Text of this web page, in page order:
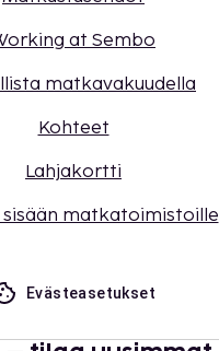
at Sembo
matkavakuudella
Kohteet
Lahjakortti
sisään matkatoimistoille
Evästeasetukset